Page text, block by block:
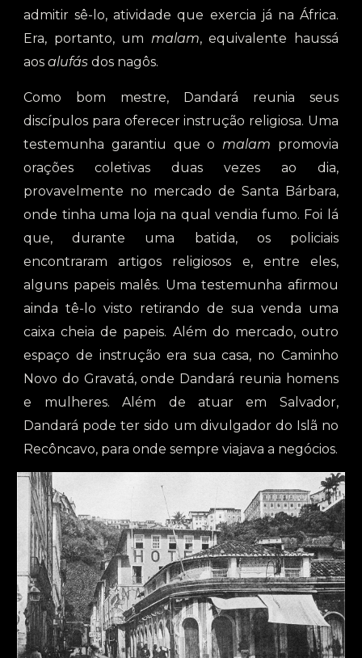
admitir sê-lo, atividade que exercia já na África.
Era, portanto, um malam, equivalente haussá
aosalufás dos nagôs.
Como bom mestre, Dandará reunia seus
discípulos para oferecer instrução religiosa. Uma
testemunha garantiu que o malam promovia
orações coletivas duas vezes ao dia,
provavelmente no mercado de Santa Bárbara,
onde tinha uma loja na qual vendia fumo. Foi lá
que, durante uma batida, os policiais
encontraram artigos religiosos e, entre eles,
alguns papeis malês. Uma testemunha afirmou
ainda tê-lo visto retirando de sua venda uma
caixa cheia de papeis. Além do mercado, outro
espaço de instrução era sua casa, no Caminho
Novo do Gravatá, onde Dandará reunia homens
e mulheres. Além de atuar em Salvador,
Dandará pode ter sido um divulgador do Islã no
Recôncavo, para onde sempre viajava a negócios.